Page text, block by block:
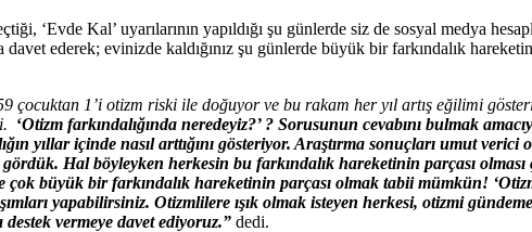
‘Evde Kal’ uyarılarının yapıldığı şu günlerde siz de sosyal medya
ederek; evinizde kaldığınız şu günlerde büyük bir farkındalık
çocuktan 1’i otizm riski ile doğuyor ve bu rakam her yıl artış eğilimi
‘Otizm farkındalığında neredeyiz?’ ? Sorusunun cevabını bulmak
yıllar içinde nasıl arttığını gösteriyor. Araştırma sonuçları umut
Hal böyleyken herkesin bu farkındalık hareketinin parçası
büyük bir farkındalık hareketinin parçası olmak tabii mümkün!
yapabilirsiniz. Otizmlilere ışık olmak isteyen herkesi, otizmi
vermeye davet ediyoruz.” dedi.